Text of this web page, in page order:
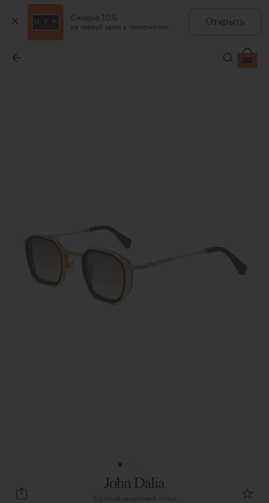
Скидка 10%
на первый заказ в приложении
Открыть
66 450 ₽
John Dalia
Солнцезащитные очки